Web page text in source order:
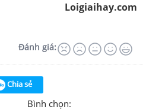
Loigiaihay.com
Đánh giá:
Chia sẻ
Bình chọn: